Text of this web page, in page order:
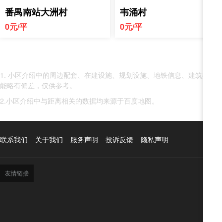
番禺南站大洲村
0元/平
韦涌村
0元/平
1. 小区介绍中的周边配套、在建设施、规划设施、地铁信息、建筑类
能略有偏差，仅供参考。
2.小区介绍中与距离相关的数据均来源于百度地图。
联系我们 关于我们 服务声明 投诉反馈 隐私声明
友情链接